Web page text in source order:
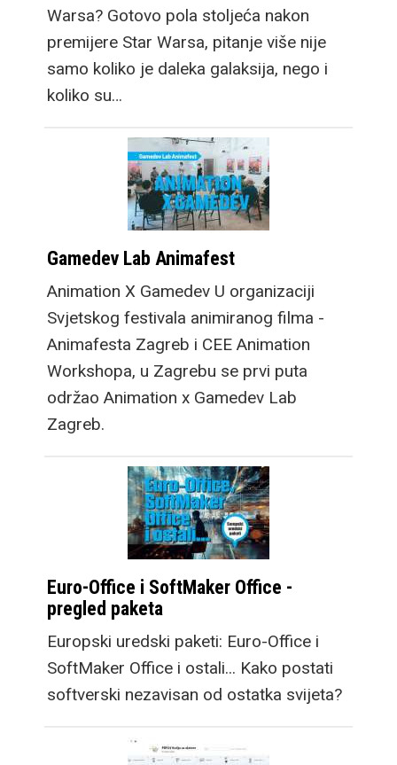
Warsa? Gotovo pola stoljeća nakon
premijere Star Warsa, pitanje više nije
samo koliko je daleka galaksija, nego i
koliko su…
Gamedev Lab Animafest
Animation X Gamedev U organizaciji
Svjetskog festivala animiranog filma -
Animafesta Zagreb i CEE Animation
Workshopa, u Zagrebu se prvi puta
održao Animation x Gamedev Lab
Zagreb.
Euro-Office i SoftMaker Office -
pregled paketa
Europski uredski paketi: Euro-Office i
SoftMaker Office i ostali... Kako postati
softverski nezavisan od ostatka svijeta?